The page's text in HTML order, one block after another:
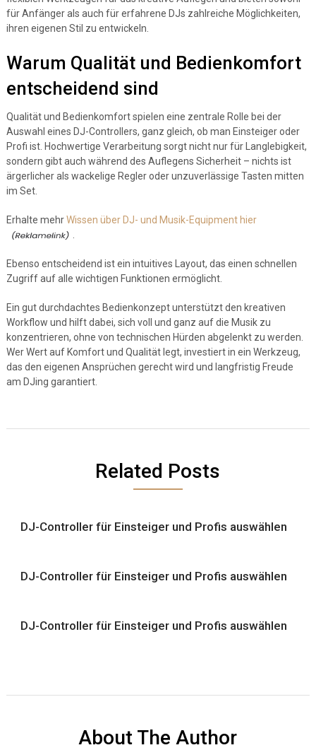
für Anfänger als auch für erfahrene DJs zahlreiche Möglichkeiten,
ihren eigenen Stil zu entwickeln.
Warum Qualität und Bedienkomfort
entscheidend sind
Qualität und Bedienkomfort spielen eine zentrale Rolle bei der
Auswahl eines DJ-Controllers, ganz gleich, ob man Einsteiger oder
Profi ist. Hochwertige Verarbeitung sorgt nicht nur für Langlebigkeit,
sondern gibt auch während des Auflegens Sicherheit – nichts ist
ärgerlicher als wackelige Regler oder unzuverlässige Tasten mitten
im Set.
Erhalte mehrWissen über DJ- und Musik-Equipment hier
Ebenso entscheidend ist ein intuitives Layout, das einen schnellen
Zugriff auf alle wichtigen Funktionen ermöglicht.
Ein gut durchdachtes Bedienkonzept unterstützt den kreativen
Workflow und hilft dabei, sich voll und ganz auf die Musik zu
konzentrieren, ohne von technischen Hürden abgelenkt zu werden.
Wer Wert auf Komfort und Qualität legt, investiert in ein Werkzeug,
das den eigenen Ansprüchen gerecht wird und langfristig Freude
am DJing garantiert.
Related Posts
DJ-Controller für Einsteiger und Profis auswählen
DJ-Controller für Einsteiger und Profis auswählen
DJ-Controller für Einsteiger und Profis auswählen
About The Author